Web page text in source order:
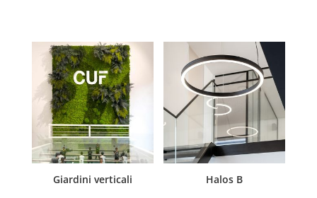
Giardini verticali Halos B